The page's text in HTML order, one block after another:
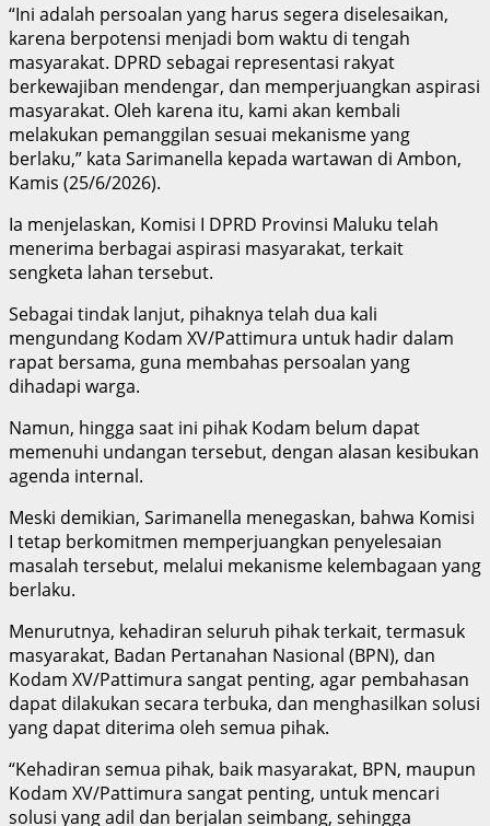
“Ini adalah persoalan yang harus segera diselesaikan,
karena berpotensi menjadi bom waktu di tengah
masyarakat. DPRD sebagai representasi rakyat
berkewajiban mendengar, dan memperjuangkan aspirasi
masyarakat. Oleh karena itu, kami akan kembali
melakukan pemanggilan sesuai mekanisme yang
berlaku,” kata Sarimanella kepada wartawan di Ambon,
Kamis (25/6/2026).
Ia menjelaskan, Komisi I DPRD Provinsi Maluku telah
menerima berbagai aspirasi masyarakat, terkait
sengketa lahan tersebut.
Sebagai tindak lanjut, pihaknya telah dua kali
mengundang Kodam XV/Pattimura untuk hadir dalam
rapat bersama, guna membahas persoalan yang
dihadapi warga.
Namun, hingga saat ini pihak Kodam belum dapat
memenuhi undangan tersebut, dengan alasan kesibukan
agenda internal.
Meski demikian, Sarimanella menegaskan, bahwa Komisi
I tetap berkomitmen memperjuangkan penyelesaian
masalah tersebut, melalui mekanisme kelembagaan yang
berlaku.
Menurutnya, kehadiran seluruh pihak terkait, termasuk
masyarakat, Badan Pertanahan Nasional (BPN), dan
Kodam XV/Pattimura sangat penting, agar pembahasan
dapat dilakukan secara terbuka, dan menghasilkan solusi
yang dapat diterima oleh semua pihak.
“Kehadiran semua pihak, baik masyarakat, BPN, maupun
Kodam XV/Pattimura sangat penting, untuk mencari
solusi yang adil dan berjalan seimbang, sehingga